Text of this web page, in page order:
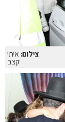
צילום:איתי
קצב